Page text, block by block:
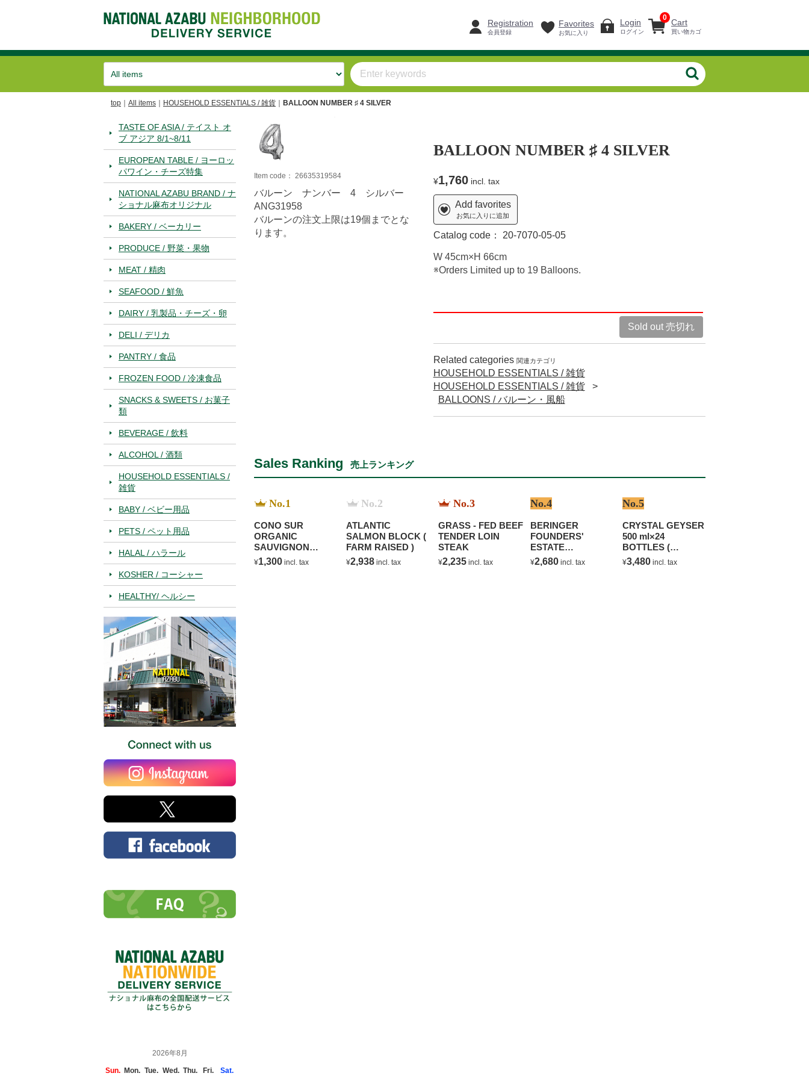
Cart
買い物カゴ
0
Registration
会員登録
Favorites
お気に入り
Login
ログイン
top All items HOUSEHOLD ESSENTIALS / 雑貨 BALLOON NUMBER ♯ 4 SILVER
TASTE OF ASIA / テイスト オ
ブ アジア 8/1~8/11
EUROPEAN TABLE / ヨーロッ
パワイン・チーズ特集
NATIONAL AZABU BRAND / ナ
ショナル麻布オリジナル
BAKERY / ベーカリー
PRODUCE / 野菜・果物
MEAT / 精肉
SEAFOOD / 鮮魚
DAIRY / 乳製品・チーズ・卵
DELI / デリカ
PANTRY / 食品
FROZEN FOOD / 冷凍食品
SNACKS & SWEETS / お菓子
類
BEVERAGE / 飲料
ALCOHOL / 酒類
HOUSEHOLD ESSENTIALS /
雑貨
BABY / ベビー用品
PETS / ペット用品
HALAL / ハラール
KOSHER / コーシャー
HEALTHY/ ヘルシー
2026年8月
Sun. Mon. Tue. Wed. Thu. Fri.
Sat.
BALLOON NUMBER ♯ 4 SILVER
¥1,760incl. tax
Add favorites
お気に入りに追加
Catalog code： 20-7070-05-05
W 45cm×H 66cm
※Orders Limited up to 19 Balloons.
Sold out 売切れ
Item code： 26635319584
バルーン ナンバー 4 シルバー
ANG31958
バルーンの注文上限は19個までとな
ります。
Related categories 関連カテゴリ
HOUSEHOLD ESSENTIALS / 雑貨
HOUSEHOLD ESSENTIALS / 雑貨
BALLOONS / バルーン・風船
Sales Ranking 売上ランキング
No.1
CONO SUR
ORGANIC
SAUVIGNON
BLANC
¥1,300 incl. tax
No.2
ATLANTIC
SALMON BLOCK (
FARM RAISED )
¥2,938 incl. tax
No.3
GRASS - FED BEEF
TENDER LOIN
STEAK
¥2,235 incl. tax
No.4
BERINGER
FOUNDERS'
ESTATE
CHARDONNAY
¥2,680 incl. tax
No.5
CRYSTAL GEYSER
500 ml×24
BOTTLES (
NATURAL
MINERAL WATER )
¥3,480 incl. tax